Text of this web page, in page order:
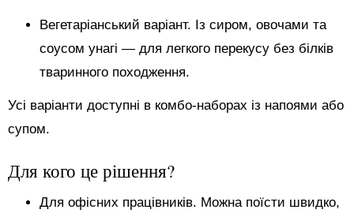
Вегетаріанський варіант. Із сиром, овочами та
соусом унагі — для легкого перекусу без білків
тваринного походження.
Усі варіанти доступні в комбо-наборах із напоями або
супом.
Для кого це рішення?
Для офісних працівників. Можна поїсти швидко,